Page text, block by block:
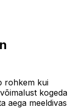
rohkem kui
kogeda
aega meeldivas